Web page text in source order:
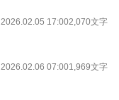
2026.02.05 17:002,070文字
2026.02.06 07:001,969文字